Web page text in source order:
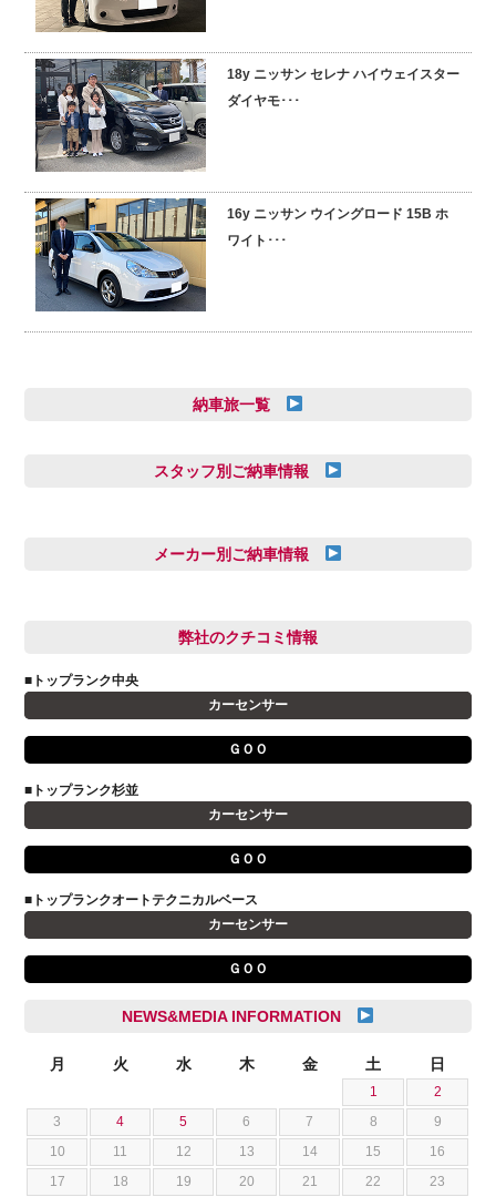
18y ニッサン セレナ ハイウェイスター
ダイヤモ･･･
16y ニッサン ウイングロード 15B ホ
ワイト･･･
納車旅一覧
スタッフ別ご納車情報
多田 健人
小澤 孝久
小野 利公
山本 大輔
石川 成一郎
荒居 力哉
荻野 雅史
菊池 大誠
メーカー別ご納車情報
FIAT
JAGUAR
アストンマーティン
アルファロメオ
キャデラック
クライスラー
クライスラージープ
スズキ
ダッジ
テスラ
トヨタ
弊社のクチコミ情報
■トップランク中央
カーセンサー
ＧＯＯ
■トップランク杉並
カーセンサー
ＧＯＯ
■トップランクオートテクニカルベース
カーセンサー
ＧＯＯ
NEWS&MEDIA INFORMATION
月 火 水 木 金 土 日
1
2
3
4 5 6 7 8
9
10
11 12 13 14 15
16
17
18 19 20 21 22 23